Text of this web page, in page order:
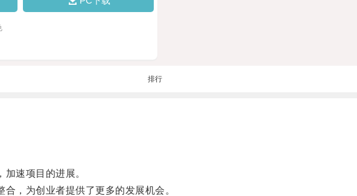
排行
速项目的进展。
，为创业者提供了更多的发展机会。